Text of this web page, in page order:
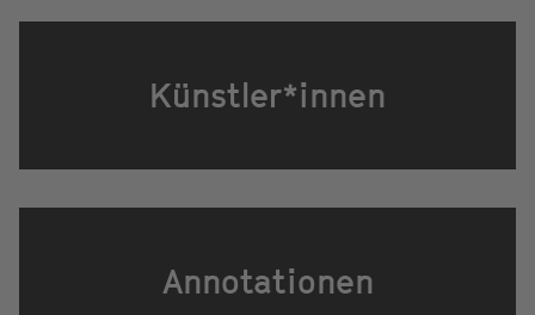
Künstler*innen
Annotationen